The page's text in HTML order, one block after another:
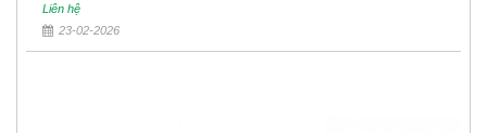
EX4400
Liên hệ
23-02-2026